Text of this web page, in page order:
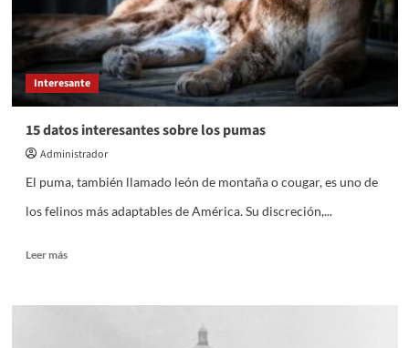
Interesante
15 datos interesantes sobre los pumas
Administrador
El puma, también llamado león de montaña o cougar, es uno de
los felinos más adaptables de América. Su discreción,...
Leer másLeer
15